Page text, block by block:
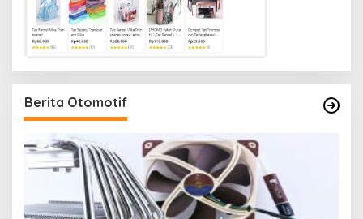
Berita Otomotif